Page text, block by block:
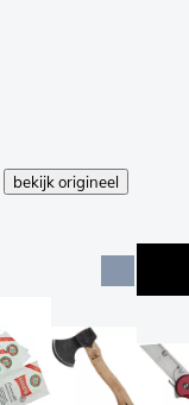
bekijk origineel